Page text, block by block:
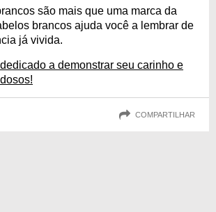
são mais que uma marca da
brancos ajuda você a lembrar de
já vivida.
a demonstrar seu carinho e
COMPARTILHAR